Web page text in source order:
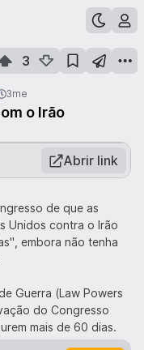
3
3me
o Irão
Abrir link
de que as
Unidos contra o Irão
embora não tenha
Guerra (Law Powers
do Congresso
mais de 60 dias.